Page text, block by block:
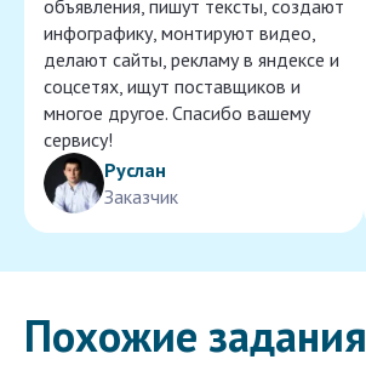
объявления, пишут тексты, создают
инфографику, монтируют видео,
делают сайты, рекламу в яндексе и
соцсетях, ищут поставщиков и
многое другое. Спасибо вашему
сервису!
Руслан
Заказчик
Похожие задания